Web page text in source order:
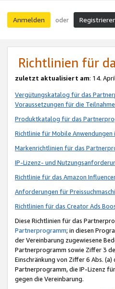
Anmelden oder
Richtlinien für
zuletzt aktualisiert am: 14.
Vergütungskatalog für das
Voraussetzungen für die
Produktkatalog für das
Richtlinie für Mobile
Markenrichtlinien für das
IP-Lizenz- und
Richtlinie für das Amazon
Anforderungen für
Richtlinien für das Creator Ads
Diese Richtlinien für das
Partnerprogramm; in diesen
der Vereinbarung zugewiesene
Partnerprogramm sowie Ziffer 3
Einschränkung von Ziffer 6 Abs.
Partnerprogramm, die IP-Lizenz
gegen die Vereinbarung.